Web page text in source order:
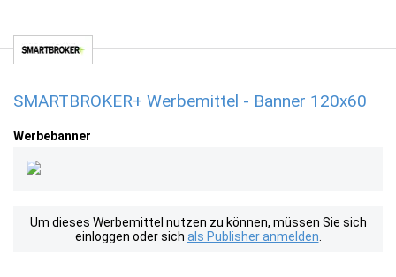
SMARTBROKER+ Werbemittel - Banner 120x60
Werbebanner
Um dieses Werbemittel nutzen zu können, müssen Sie sich
einloggen oder sich als Publisher anmelden